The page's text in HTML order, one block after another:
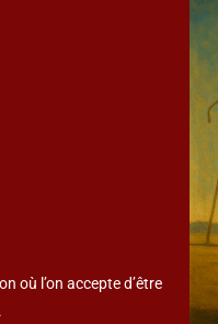
où l’on accepte d’être